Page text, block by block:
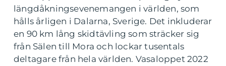
längdåkningsevenemangen i världen, som
hålls årligen i Dalarna, Sverige. Det inkluderar
en 90 km lång skidtävling som sträcker sig
från Sälen till Mora och lockar tusentals
deltagare från hela världen. Vasaloppet 2022